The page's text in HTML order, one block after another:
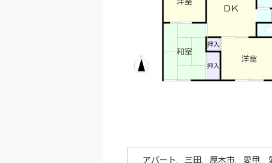
アパート 三田 厚木市 愛甲